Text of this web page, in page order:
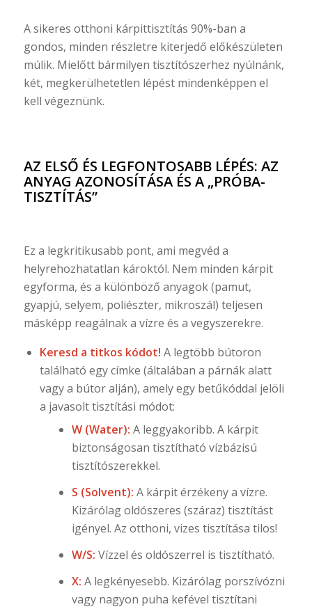
A sikeres otthoni kárpittisztítás 90%-ban a
gondos, minden részletre kiterjedő előkészületen
múlik. Mielőtt bármilyen tisztítószerhez nyúlnánk,
két, megkerülhetetlen lépést mindenképpen el
kell végeznünk.
AZ ELSŐ ÉS LEGFONTOSABB LÉPÉS: AZ
ANYAG AZONOSÍTÁSA ÉS A „PRÓBA-
TISZTÍTÁS”
Ez a legkritikusabb pont, ami megvéd a
helyrehozhatatlan károktól. Nem minden kárpit
egyforma, és a különböző anyagok (pamut,
gyapjú, selyem, poliészter, mikroszál) teljesen
másképp reagálnak a vízre és a vegyszerekre.
Keresd a titkos kódot! A legtöbb bútoron
található egy címke (általában a párnák alatt
vagy a bútor alján), amely egy betűkóddal jelöli
a javasolt tisztítási módot:
W (Water): A leggyakoribb. A kárpit
biztonságosan tisztítható vízbázisú
tisztítószerekkel.
S (Solvent): A kárpit érzékeny a vízre.
Kizárólag oldószeres (száraz) tisztítást
igényel. Az otthoni, vizes tisztítása tilos!
W/S: Vízzel és oldószerrel is tisztítható.
X: A legkényesebb. Kizárólag porszívózni
vagy nagyon puha kefével tisztítani